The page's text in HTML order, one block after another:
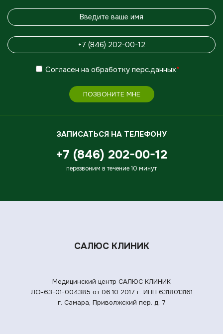
Согласен на обработку перс.данных*
ПОЗВОНИТЕ МНЕ
ЗАПИСАТЬСЯ НА ТЕЛЕФОНУ
+7 (846) 202-00-12
перезвоним в течение 10 минут
САЛЮС КЛИНИК
Медицинский центр САЛЮС КЛИНИК
ЛО-63-01-004385 от 06.10.2017 г. ИНН 6318013161
г. Самара, Приволжский пер. д. 7